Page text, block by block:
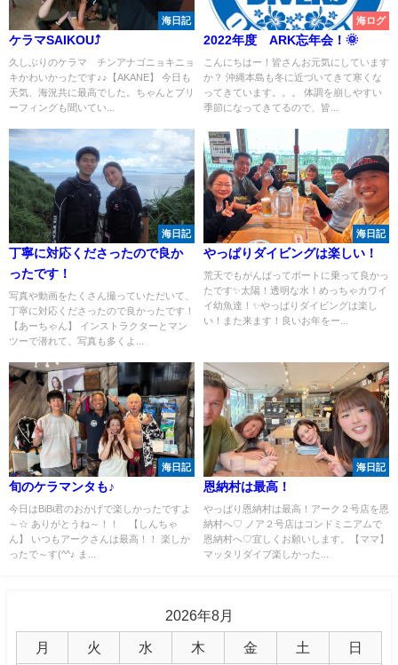
海日記
ケラマSAIKOU⤴
久しぶりのケラマ チンアナゴニョキニョ
キかわいかったです♪♪【AKANE】 今日も
天気、海況共に最高でした。ちゃんとブリ
ーフィングも聞いてい...
海ログ
2022年度 ARK忘年会！🌞
こんにちはー！皆さんお元気にしています
か？ 沖縄本島も冬に近づいてきて寒くな
ってきています。。。 体調を崩しやすい
季節になってきてるので、皆...
海日記
丁寧に対応くださったので良か
ったです！
写真や動画をたくさん撮っていただいて、
丁寧に対応くださったので良かったです！
【あーちゃん】 インストラクターとマン
ツーで潜れて、写真も多くよ...
海日記
やっぱりダイビングは楽しい！
荒天でもがんばってボートに乗って良かっ
たです✨太陽！透明な水！めっちゃカワイ
イ幼魚達！✨やっぱりダイビングは楽し
い！また来ます！良いお年をー...
海日記
旬のケラマンタも♪
今日はBiBi君のおかげで楽しかったですよ
～☆ ありがとうね～！！ 【しんちゃ
ん】 いつもアークさんは最高！！ 楽しか
ったで～す(^^♪ ま...
海日記
恩納村は最高！
やっぱり恩納村は最高！アーク２号店を恩
納村へ♡ ノア２号店はコンドミニアムで
恩納村へ♡宜しくお願いします。【ママ】
マッタリダイブ楽しかった...
2026年8月
月 火 水 木 金 土 日